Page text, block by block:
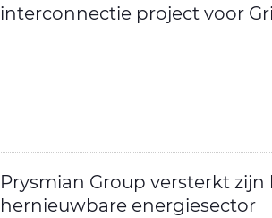
interconnectie project voor
Prysmian Group versterkt
hernieuwbare energiesector